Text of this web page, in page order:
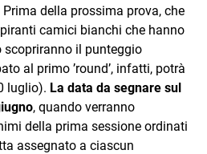
della prossima prova, che
camici bianchi che hanno
scopriranno il punteggio
al primo ’round’, infatti, potrà
luglio). La data da segnare sul
, quando verranno
della prima sessione ordinati
assegnato a ciascun